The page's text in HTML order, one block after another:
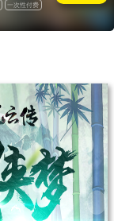
一次性付费